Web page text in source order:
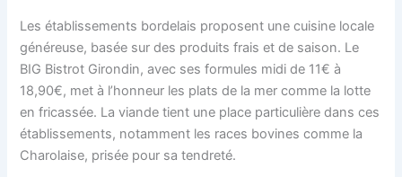
Les établissements bordelais proposent une cuisine locale
généreuse, basée sur des produits frais et de saison. Le
BIG Bistrot Girondin, avec ses formules midi de 11€ à
18,90€, met à l’honneur les plats de la mer comme la lotte
en fricassée. La viande tient une place particulière dans ces
établissements, notamment les races bovines comme la
Charolaise, prisée pour sa tendreté.